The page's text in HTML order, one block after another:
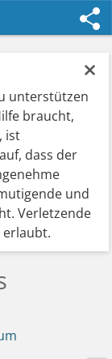
×
unterstützen
braucht,
ist
dass der
und
Verletzende